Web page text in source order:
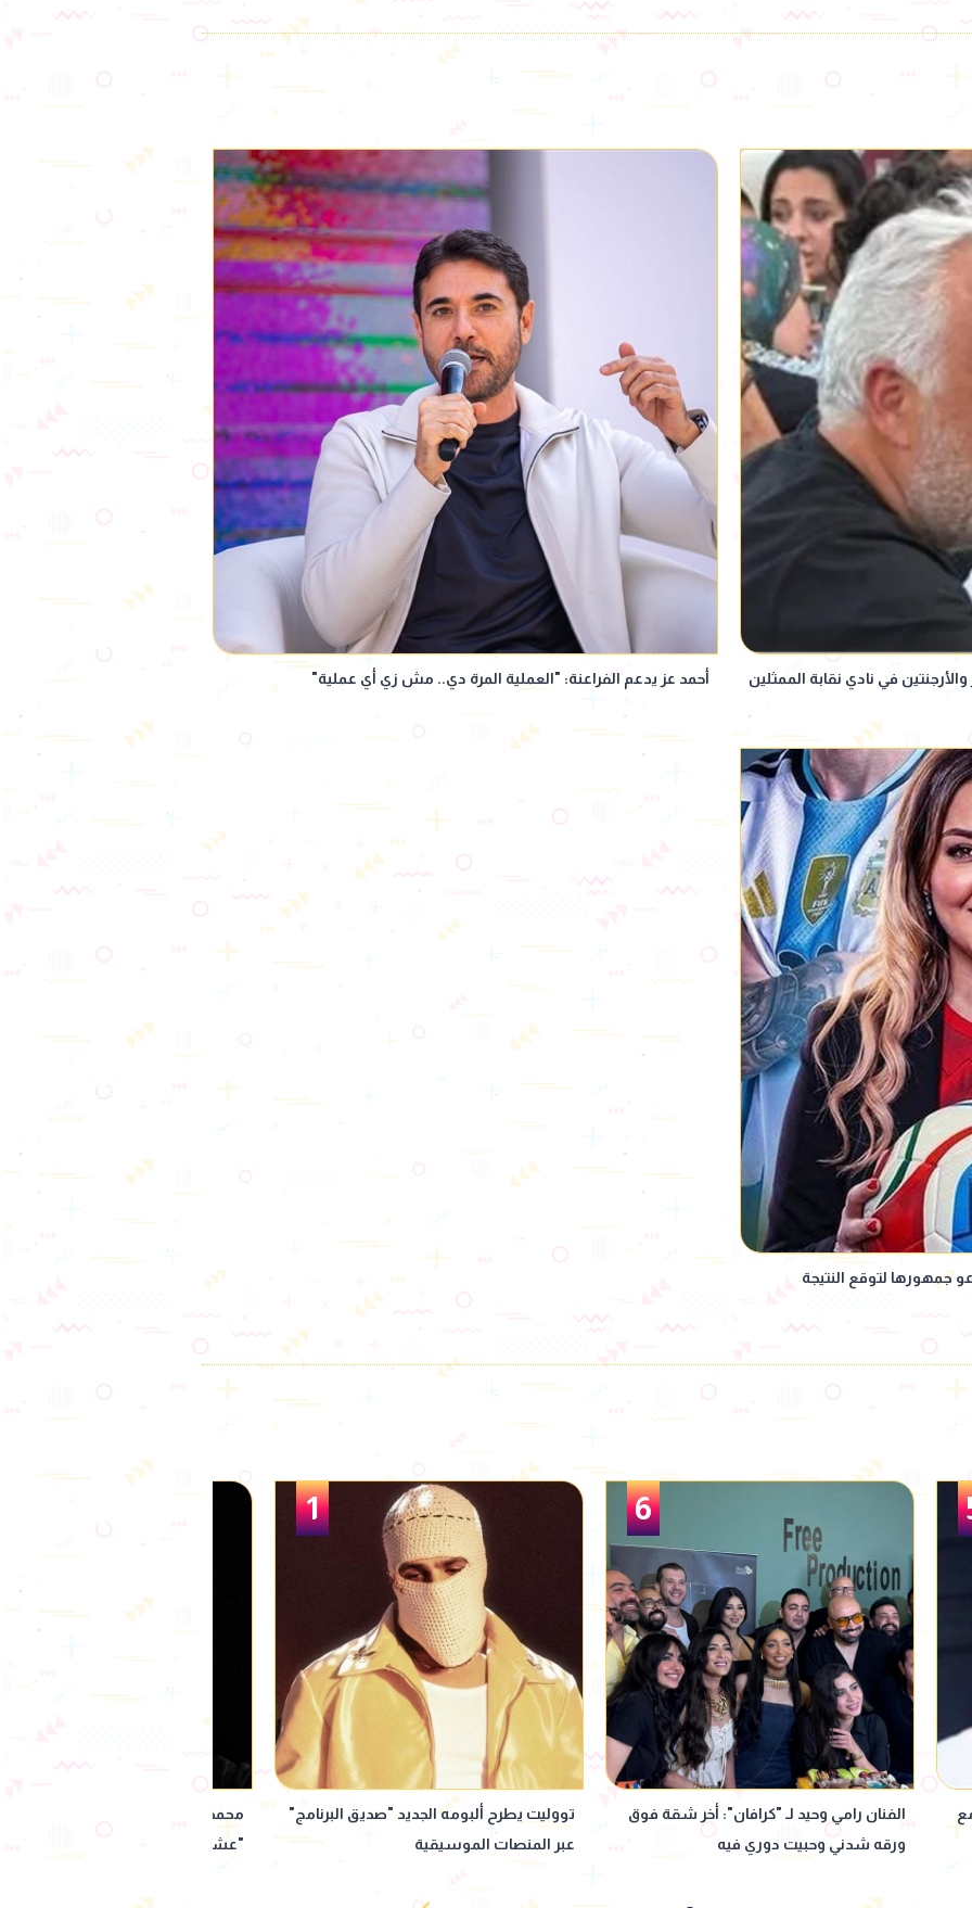
في نادي نقابة الممثلين أحمد عز يدعم الفراعنة: "العملية المرة دي.. مش زي أي عملية"
جمهورها لتوقع النتيجة
6
الفنان رامي وحيد لـ "كرافان": أخر شقة فوق
ورقه شدني وحبيت دوري فيه
1
تووليت يطرح ألبومه الجديد "صديق البرنامج"
عبر المنصات الموسيقية
محمد رمضان يحمّس جمهوره
"عشماوي" في رمضان 2027